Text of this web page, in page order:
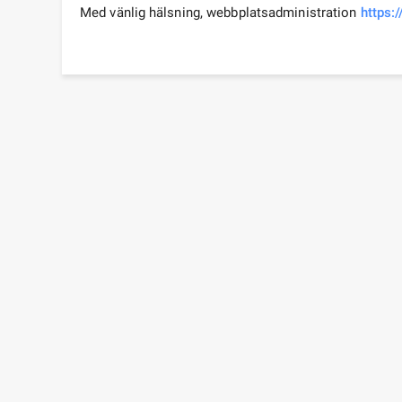
Med vänlig hälsning, webbplatsadministration